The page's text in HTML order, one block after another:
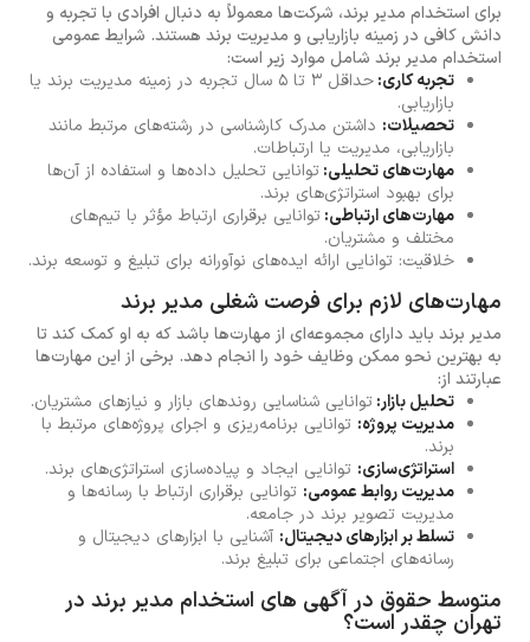
برای استخدام مدیر برند، شرکت‌ها معمولاً به دنبال افرادی با تجربه و
دانش کافی در زمینه بازاریابی و مدیریت برند هستند. شرایط عمومی
استخدام مدیر برند شامل موارد زیر است:
تجربه کاری:
حداقل ۳ تا ۵ سال تجربه در زمینه مدیریت برند یا
بازاریابی.
تحصیلات: داشتن مدرک کارشناسی در رشته‌های مرتبط مانند
بازاریابی، مدیریت یا ارتباطات.
مهارت‌های تحلیلی:توانایی تحلیل داده‌ها و استفاده از آن‌ها
برای بهبود استراتژی‌های برند.
مهارت‌های ارتباطی:توانایی برقراری ارتباط مؤثر با تیم‌های
مختلف و مشتریان.
خلاقیت: توانایی ارائه ایده‌های نوآورانه برای تبلیغ و توسعه برند.
مهارت‌های لازم برای فرصت شغلی مدیر برند
مدیر برند باید دارای مجموعه‌ای از مهارت‌ها باشد که به او کمک کند تا
به بهترین نحو ممکن وظایف خود را انجام دهد. برخی از این مهارت‌ها
عبارتند از:
تحلیل بازار:توانایی شناسایی روندهای بازار و نیازهای مشتریان.
مدیریت پروژه: توانایی برنامه‌ریزی و اجرای پروژه‌های مرتبط با
برند.
استراتژی‌سازی: توانایی ایجاد و پیاده‌سازی استراتژی‌های برند.
مدیریت روابط عمومی: توانایی برقراری ارتباط با رسانه‌ها و
مدیریت تصویر برند در جامعه.
تسلط بر ابزارهای دیجیتال: آشنایی با ابزارهای دیجیتال و
رسانه‌های اجتماعی برای تبلیغ برند.
متوسط حقوق در آگهی های استخدام مدیر برند در
تهران چقدر است؟